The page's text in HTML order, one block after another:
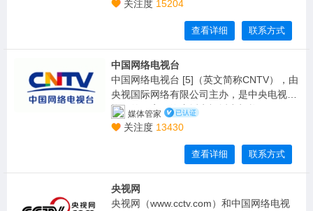
业单位，由中共中央宣传部归口领导。
关注度 15204
查看详细 联系方式
中国网络电视台
中国网络电视台 [5]（英文简称CNTV），由
央视国际网络有限公司主办，是中央电视台
旗下的国家网络广播电视播出机构，于200
9年12月28日正式开播。中国网络电视台全
IP电视、手机电视、移动电视、互联网电视
五大集成播控平台，通过部署全球镜像站
点，
媒体管家
关注度 13430
查看详细 联系方式
央视网
央视网（www.cctv.com）和中国网络电视